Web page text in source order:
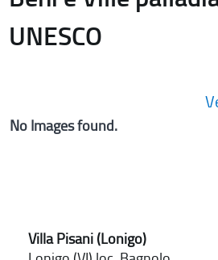
UNESCO
No Images found.
Villa Pisani (Lonigo)